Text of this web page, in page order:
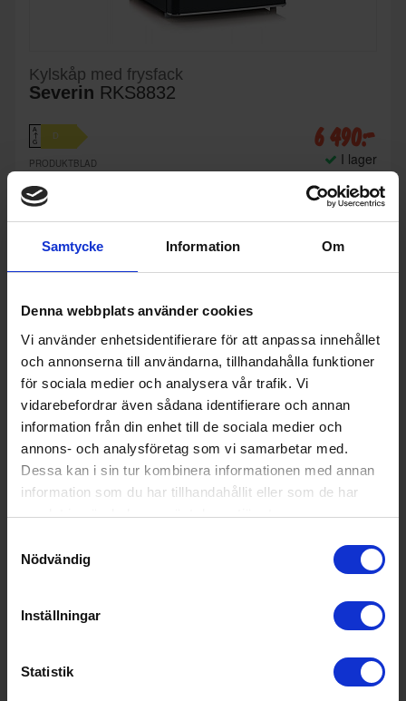
Samtycke Information Om
Denna webbplats använder cookies
Vi använder enhetsidentifierare för att anpassa innehållet
och annonserna till användarna, tillhandahålla funktioner
för sociala medier och analysera vår trafik. Vi
vidarebefordrar även sådana identifierare och annan
information från din enhet till de sociala medier och
annons- och analysföretag som vi samarbetar med.
Dessa kan i sin tur kombinera informationen med annan
information som du har tillhandahållit eller som de har
samlat in när du har använt deras tjänster.
Nödvändig
Inställningar
Statistik
Kylskåp med frysfack
Severin RKS8832
A
↑
G
D
PRODUKTBLAD
Höjd (cm): 87.5
No Frost: (Ja/Nej): Nej
6 490:-
I lager
KÖP
SeverinRKS8833
6 195:-
I lager